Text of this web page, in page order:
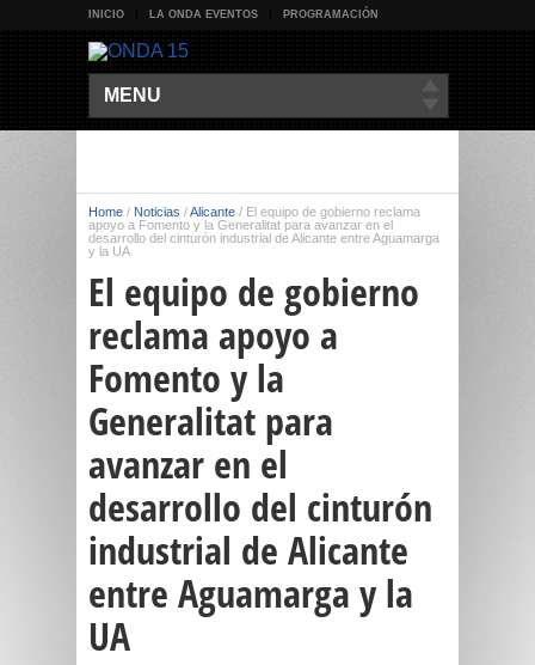
INICIO LA ONDA EVENTOS PROGRAMACIÓN
MENU
Home / Noticias /Alicante / El equipo de gobierno reclama
apoyo a Fomento y la Generalitat para avanzar en el
desarrollo del cinturón industrial de Alicante entre Aguamarga
y la UA
El equipo de gobierno
reclama apoyo a
Fomento y la
Generalitat para
avanzar en el
desarrollo del cinturón
industrial de Alicante
entre Aguamarga y la
UA